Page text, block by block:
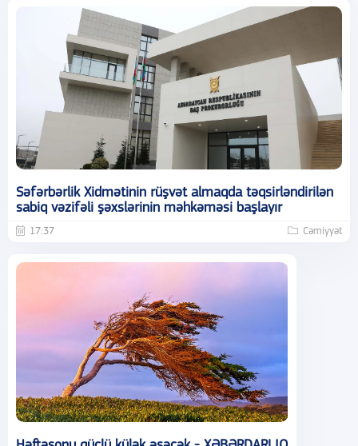
Səfərbərlik Xidmətinin rüşvət almaqda təqsirləndirilən
sabiq vəzifəli şəxslərinin məhkəməsi başlayır
17:37 Cəmiyyət